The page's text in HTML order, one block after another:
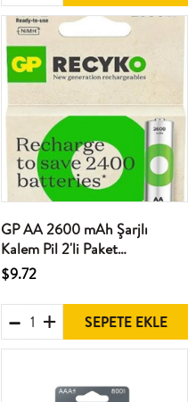
GP AA 2600 mAh Şarjlı
Kalem Pil 2'li Paket
GP270AAHCEMTR-2GB
$9.72
SEPETE EKLE